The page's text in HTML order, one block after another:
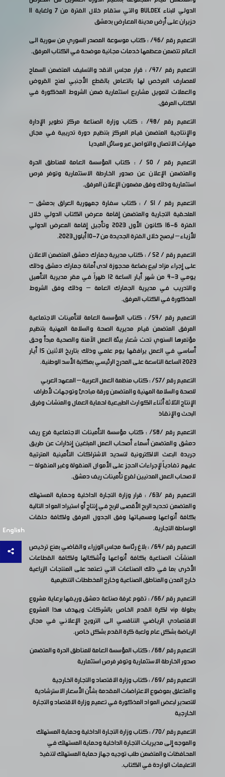
English
الدولي للبناء BULDEX والتي ستقام خلال الفترة من 7 ولغاية 11
حزيران على أرض مدينة المعارض بدمشق
التعميم رقم /46/ : كتاب موسوعة المصدر السوري من سورية الى
العالم تتضمن معظمها خدمات مجانية موضحة في الكتاب المرفق.
التعميم رقم /47/ : قرار مجلس النقد والتسليف المتضمن السماح
للمصارف المرخص لها بالتعامل بالقطع الأجنبي لمنج القروض
والعملات لتمويل مشاريع استثمارية ضمن الشروط المذكورة في
الكتاب المرفق.
التعميم رقم /48/ : كتاب وزارة الصناعة مركز تطوير الإدارة
والإنتاجية المتضمن قيام المركز بتنظيم دورة تدريبية في مجال
مهارات الاتصال والتواصل عبر وسائل الميديا
التعميم رقم / 50 / : كتاب المؤسسة العامة للمناطق الحرة
والمتضمن الإعلان عن صدور الخارطة الاستثمارية وتوفر فرص
استثمارية وذلك وفق مضمون الإعلان المرفق.
التعميم رقم / 51 / : كتاب سفارة جمهورية العراق بدمشق –
الملحقية التجارية والمتضمن إقامة معرض الكتاب الدولي خلال
الفترة 6-16 كانون الأول 2023 وتأجيل إقامة المعرض الدولي
للأزياء – ليصبح خلال الفترة الجديدة من 7-10 أيلول 2023.
التعميم رقم / 52 / : كتاب مديرية جمارك دمشق المتضمن الاعلان
على إجراء مزاد لبيع بضاعة محجوزة لدى أمانة جمارك دمشق وذلك
يومي 3-4 من شهر أيار الساعة 12 ظهراً في مقر مديرية التأهيل
والتدريب في مديرية الجمارك العامة – وذلك وفق الشروط
المذكورة في الكتاب المرفق.
التعميم رقم /54/ : كتاب المؤسسة العامة للتأمينات الاجتماعية
المرفق المتضمن قيام مديرية الصحة والسلامة المهنية بتنظيم
مؤتمرها السنوي تحت شعار بيئة العمل الآمنة والصحية مبدأ وحق
أساسي في العمل يرافقها يوم علمي وذلك بتاريخ الاثنين 15 أيار
2023 الساعة التاسعة على المدرج الرئيسي بمكتبة الأسد الوطنية.
التعميم رقم /57/ : كتاب منظمة العمل العربية – المعهد العربي
للصحة والسلامة المهنية والمتضمن ورقة مبادئ وتوجهات لأطراف
الإنتاج الثلاثة أثناء الكوارث الطبيعية لحماية العمال والمنشات وفرق
البحث والإنقاذ
التعميم رقم /58/ : كتاب مؤسسة التأمينات الاجتماعية فرع ريف
دمشق والمتضمن أسماء أصحاب العمل المبلغين إنذارات عن طريق
جريدة البعث الالكترونية لتسديد الاشتراكات التأمينية المترتبية
عليهم تفادياً لإجراءات الحجز على الأموال المنقولة وغير المنقولة –
لاصحاب العمل المدنيين لفرع تأمينات ريف دمشق.
التعميم رقم /63/ : قرار وزارة التجارة الداخلية وحماية المستهلك
والمتضمن تحديد الربح الأقصى للربح في إنتاج أو استيراد المواد التالية
بكافة أنواعها ومسمياتها وفق الجدول المرفق ولكافة حلقات
الوساطة التجارية.
التعميم رقم /64/ : بلاغ رئاسة مجلس الوزراء والقاضي بمنع ترخيص
المنشآت الصناعية بكافة أنواعها وأشكالها ولكافة القطاعات
الأخرى بما في ذلك الصناعات التي تعتمد على المنتجات الزراعية
خارج المدن والمناطق الصناعية وخارج المخططات التنظيمية
التعميم رقم /66/ : تقوم غرفة صناعة دمشق وريفها برعاية مشروع
بطولة vip لكرة القدم الخاص بالشركات ويهدف هذا المشروع
الاقتصادي الرياضي التنافسي الى الترويج الإعلاني في مجال
الرياضة بشكل عام ولعبة كرة القدم بشكل خاص.
التعميم رقم /68/ : كتاب المؤسسة العامة للمناطق الحرة والمتضمن
صدور الخارطة الاستثمارية وتوفر فرص استثمارية
التعميم رقم /69/ : كتاب وزارة الاقتصاد والتجارة الخارجية
والمتعلق بموضوع الاعتراضات المقدمة بشأن الأسعار الاسترشادية
للتصدير لبعض المواد المذكورة في تعميم وزارة الاقتصاد والتجارة
الخارجية
التعميم رقم /70/ : كتاب وزارة التجارة الداخلية وحماية المستهلك
والموجه إلى مديريات التجارة الداخلية وحماية المستهلك في
المحافظات والمتضمن طلب توجيه جهاز حماية المستهلك لتنفيذ
التعليمات الواردة في الكتاب.